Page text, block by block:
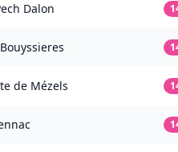
Dalon
de Mézels